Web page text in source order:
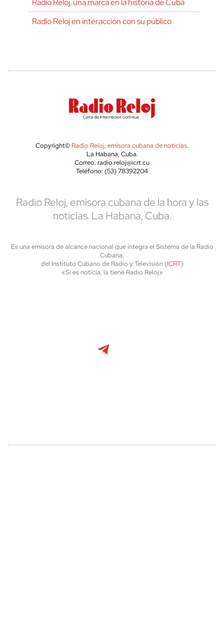
Radio Reloj, una marca en la historia de Cuba
Radio Reloj en interacción con su público
Copyright© Radio Reloj, emisora cubana de noticias.
La Habana, Cuba.
Correo: radio.reloj@icrt.cu
Teléfono: (53) 78392204
Radio Reloj, emisora cubana de la hora y las
noticias. La Habana, Cuba.
Es una emisora de alcance nacional que integra el Sistema de la Radio
Cubana,
del Instituto Cubano de Radio y Televisión (ICRT)
«Si es noticia, la tiene Radio Reloj»